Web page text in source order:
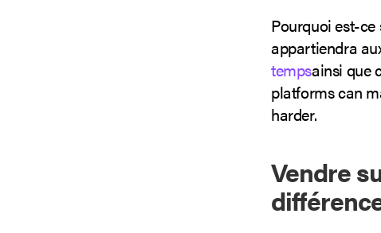
Pourquoi est-
appartiendra
tempsainsi que
platforms can
harder.
Vendre